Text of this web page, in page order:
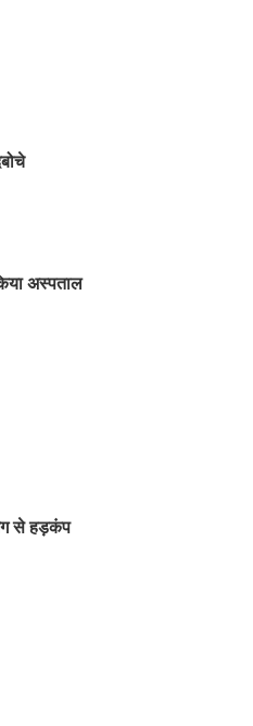
अस्पताल
से हड़कंप